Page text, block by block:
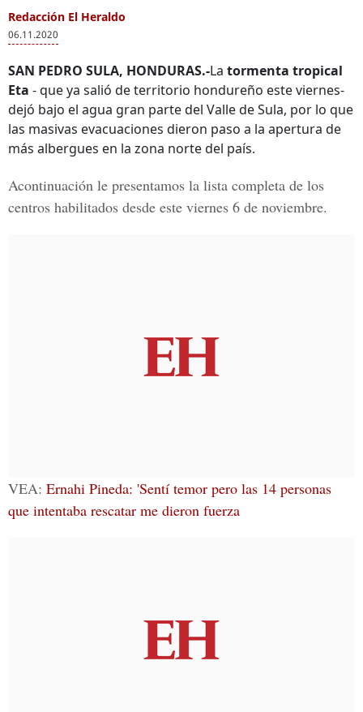
Redacción El Heraldo
06.11.2020
SAN PEDRO SULA, HONDURAS.-La tormenta tropical
Eta - que ya salió de territorio hondureño este viernes-
dejó bajo el agua gran parte del Valle de Sula, por lo que
las masivas evacuaciones dieron paso a la apertura de
más albergues en la zona norte del país.
Acontinuación le presentamos la lista completa de los
centros habilitados desde este viernes 6 de noviembre.
VEA: Ernahi Pineda: 'Sentí temor pero las 14 personas
que intentaba rescatar me dieron fuerza